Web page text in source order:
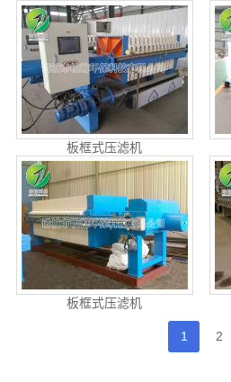
板框式压滤机
板框式压滤机
1 2